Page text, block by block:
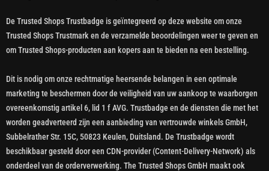
De Trusted Shops Trustbadge is geïntegreerd op deze website om onze
Trusted Shops Trustmark en de verzamelde beoordelingen weer te geven en
om Trusted Shops-producten aan kopers aan te bieden na een bestelling.
Dit is nodig om onze rechtmatige heersende belangen in een optimale
marketing te beschermen door de veiligheid van uw aankoop te waarborgen
overeenkomstig artikel 6, lid 1 f AVG. Trustbadge en de diensten die met het
worden geadverteerd zijn een aanbieding van vertrouwde winkels GmbH,
Subbelrather Str. 15C, 50823 Keulen, Duitsland. De Trustbadge wordt
beschikbaar gesteld door een CDN-provider (Content-Delivery-Network) als
onderdeel van de orderverwerking. The Trusted Shops GmbH maakt ook